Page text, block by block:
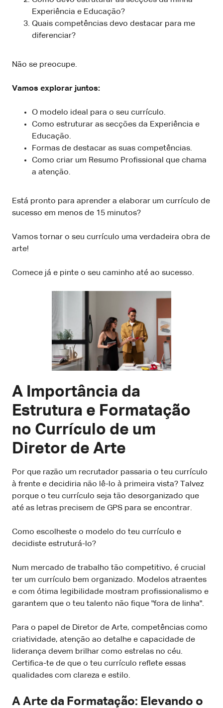
Experiência e Educação?
Quais competências devo destacar para me
diferenciar?
Não se preocupe.
Vamos explorar juntos:
O modelo ideal para o seu currículo.
Como estruturar as secções da Experiência e
Educação.
Formas de destacar as suas competências.
Como criar um Resumo Profissional que chama
a atenção.
Está pronto para aprender a elaborar um currículo de
sucesso em menos de 15 minutos?
Vamos tornar o seu currículo uma verdadeira obra de
arte!
Comece já e pinte o seu caminho até ao sucesso.
A Importância da
Estrutura e Formatação
no Currículo de um
Diretor de Arte
Por que razão um recrutador passaria o teu currículo
à frente e decidiria não lê-lo à primeira vista? Talvez
porque o teu currículo seja tão desorganizado que
até as letras precisem de GPS para se encontrar.
Como escolheste o modelo do teu currículo e
decidiste estruturá-lo?
Num mercado de trabalho tão competitivo, é crucial
ter um currículo bem organizado. Modelos atraentes
e com ótima legibilidade mostram profissionalismo e
garantem que o teu talento não fique "fora de linha".
Para o papel de Diretor de Arte, competências como
criatividade, atenção ao detalhe e capacidade de
liderança devem brilhar como estrelas no céu.
Certifica-te de que o teu currículo reflete essas
qualidades com clareza e estilo.
A Arte da Formatação: Elevando o